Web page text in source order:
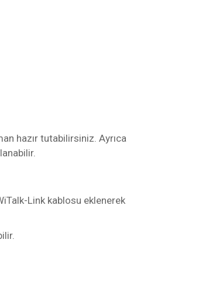
hazır tutabilirsiniz. Ayrıca
Link kablosu eklenerek